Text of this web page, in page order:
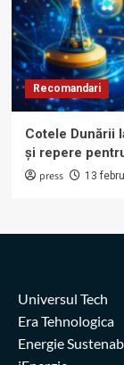
Recomandari
Cotele Dunării
și repere
press 13
Universul Tech
Era Tehnologica
Energie